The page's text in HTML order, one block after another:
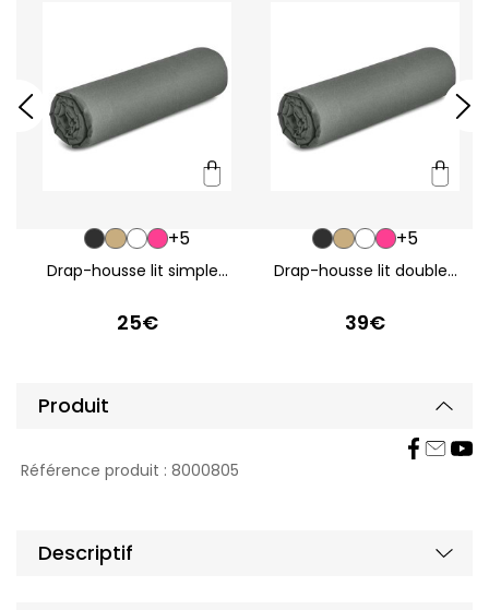
Drap-housse lit simple...
25€
+5
Drap-housse lit double...
39€
+5
Produit
Référence produit : 8000805
Descriptif